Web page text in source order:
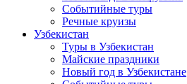
Событийные туры
Речные круизы
Узбекистан
Туры в Узбекистан
Майские праздники
Новый год в Узбекистане